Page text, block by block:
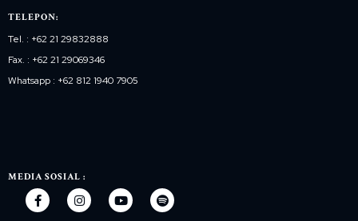
TELEPON:
Tel. : +62 21 29832888
Fax. : +62 21 29069346
Whatsapp : +62 812 1940 7905
MEDIA SOSIAL :